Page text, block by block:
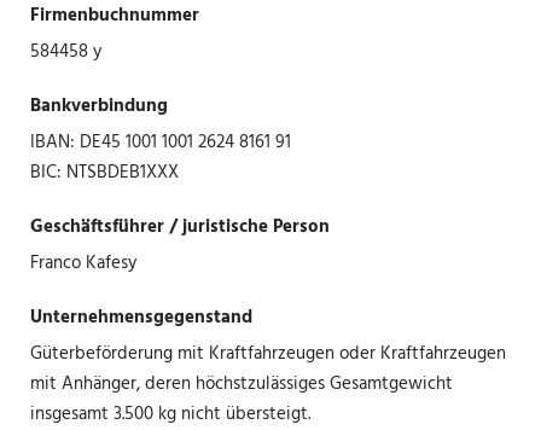
Firmenbuchnummer
584458 y
Bankverbindung
IBAN: DE45 1001 1001 2624 8161 91
BIC: NTSBDEB1XXX
Geschäftsführer / juristische Person
Franco Kafesy
Unternehmensgegenstand
Güterbeförderung mit Kraftfahrzeugen oder Kraftfahrzeugen
mit Anhänger, deren höchstzulässiges Gesamtgewicht
insgesamt 3.500 kg nicht übersteigt.